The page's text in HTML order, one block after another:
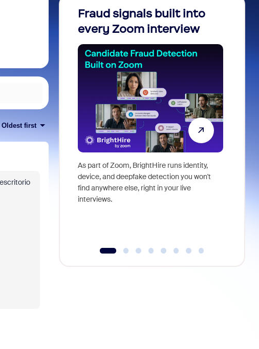
Oldest first
Fraud signals built into
every Zoom interview
As part of Zoom, BrightHire runs identity,
device, and deepfake detection you won't
find anywhere else, right in your live
interviews.